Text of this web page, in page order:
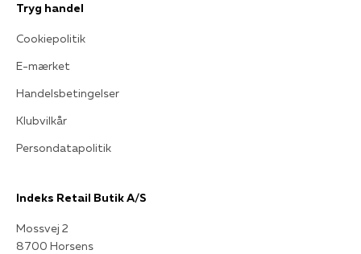
Tryg handel
Cookiepolitik
E-mærket
Handelsbetingelser
Klubvilkår
Persondatapolitik
Indeks Retail Butik A/S
Mossvej 2
8700 Horsens